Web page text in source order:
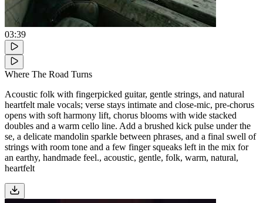
03:39
Where The Road Turns
Acoustic folk with fingerpicked guitar, gentle strings, and natural
heartfelt male vocals; verse stays intimate and close-mic, pre-chorus
opens with soft harmony lift, chorus blooms with wide stacked
doubles and a warm cello line. Add a brushed kick pulse under the
se, a delicate mandolin sparkle between phrases, and a final swell of
strings with room tone and a few finger squeaks left in the mix for
an earthy, handmade feel., acoustic, gentle, folk, warm, natural,
heartfelt